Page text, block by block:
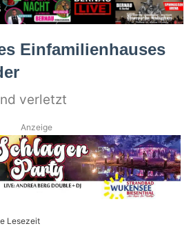
Einfamilienhauses
verletzt
Anzeige
Lesezeit